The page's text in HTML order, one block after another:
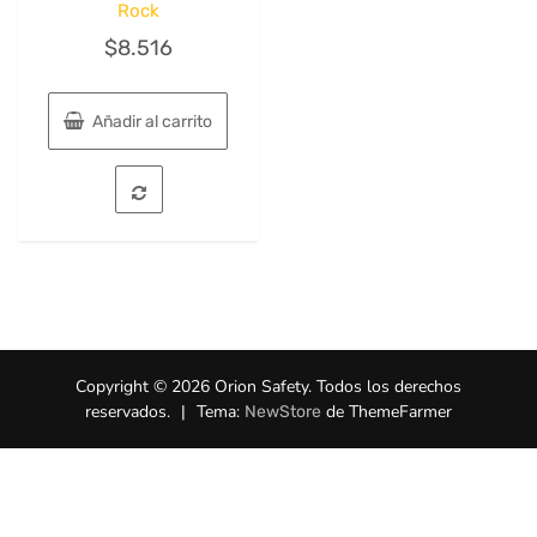
Rock
$8.516
Añadir al carrito
Copyright © 2026 Orion Safety. Todos los derechos
reservados. | Tema: NewStore de ThemeFarmer